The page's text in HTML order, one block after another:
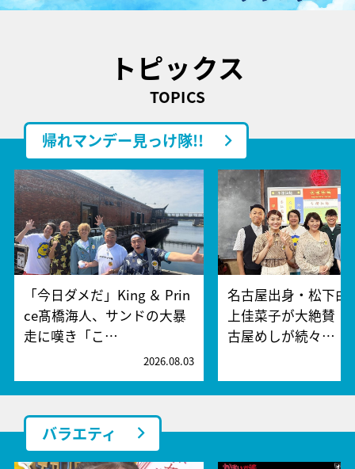
トピックス
TOPICS
帰れマンデー見っけ隊!!
「今日ダメだ」King ＆ Prin
ce髙橋海人、サンドの大暴
走に嘆き「こ…
2026.08.03
名古屋出身・松下由
上佳菜子が大絶賛！
古屋めしが続々…
バラエティ